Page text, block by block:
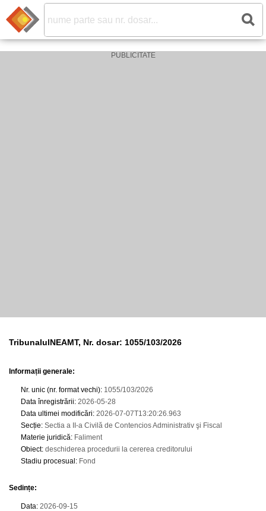
TribunalulNEAMT, Nr. dosar: 1055/103/2026
Informații generale:
Nr. unic (nr. format vechi): 1055/103/2026
Data înregistrării: 2026-05-28
Data ultimei modificări: 2026-07-07T13:20:26.963
Secție: Sectia a II-a Civilă de Contencios Administrativ şi Fiscal
Materie juridică: Faliment
Obiect: deschiderea procedurii la cererea creditorului
Stadiu procesual : Fond
Sedințe:
Data: 2026-09-15